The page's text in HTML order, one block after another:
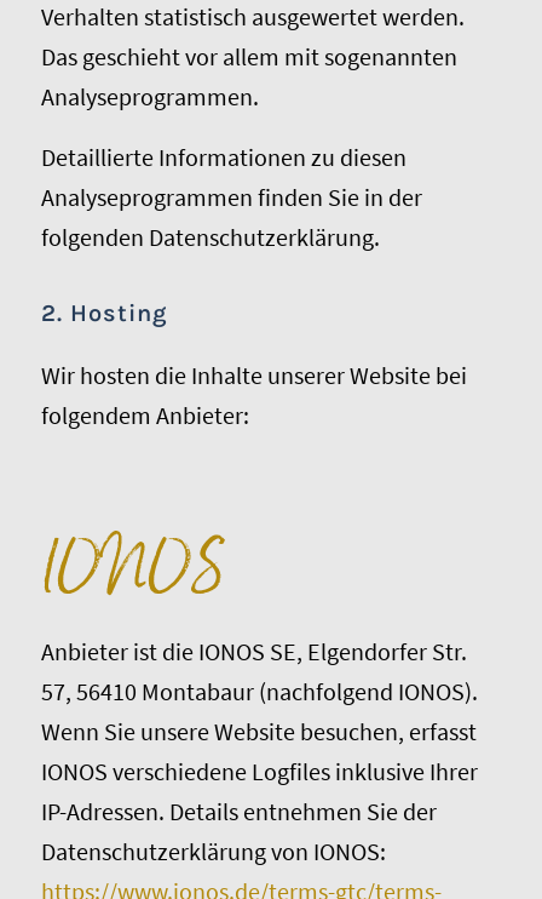
Verhalten statistisch ausgewertet werden.
Das geschieht vor allem mit sogenannten
Analyseprogrammen.
Detaillierte Informationen zu diesen
Analyseprogrammen finden Sie in der
folgenden Datenschutzerklärung.
2. Hosting
Wir hosten die Inhalte unserer Website bei
folgendem Anbieter:
IONOS
Anbieter ist die IONOS SE, Elgendorfer Str.
57, 56410 Montabaur (nachfolgend IONOS).
Wenn Sie unsere Website besuchen, erfasst
IONOS verschiedene Logfiles inklusive Ihrer
IP-Adressen. Details entnehmen Sie der
Datenschutzerklärung von IONOS:
https://www.ionos.de/terms-gtc/terms-